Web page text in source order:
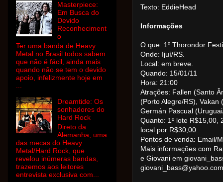
Texto: EddieHead
Informações
O que: 1º Thorondor
Onde: Ijuí/RS.
Local: em breve.
Quando: 15/01/11
Hora: 21:00
Atrações: Fallen (Santo
(Porto Alegre/RS), Vakan
Germán Pascual
Quanto: 1º lote R$15,00,
local por R$30,00.
Pontos de venda: Email/
Mais informações com
e Giovani em
Masterpiece:
Em Busca do
Devido
Reconheciment
o
Ter uma banda de Heavy
Metal no Brasil todos sabem
que não é fácil, ainda mais
quando não se tem o devido
apoio, infelizmente hoje em
Dreamtide: Os
sonhadores do
Hard Rock
Direto da
Alemanha, uma
das mecas do Heavy
Metal/Hard Rock, que
revelou inúmeras bandas,
trazemos aos leitores
entrevista exclusiva com...